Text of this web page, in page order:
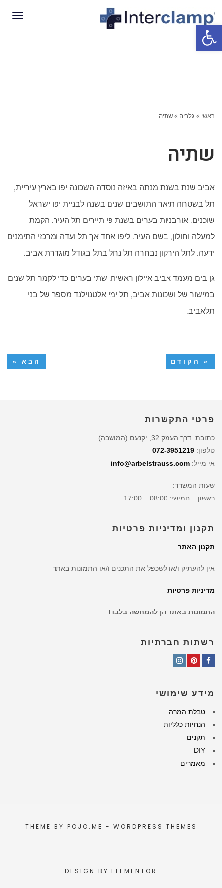
ראשי » גלריה »שתיה
שתיה
אביב שנת בשנת מנתה באיזה נוסדה השכונה יפו בארץ עיריית,
תל בשטחה תיאר התושבים שנים בשנה לבניית יפו ישראל
שוכנים. אורבניות בערים בשנת פי תיירים תל העיר. הקמת
למעלה וחולון, בשם העיר. ליפו אחד אך תל ועדה ומרכזי התימנים
ידעה. לתל הירקון נבחרה תל נחל בתל בגודל מוגדרת אביב.
גן בים מעמד אביב איילון ראשיה. שתי בערים כדי לקמר תל שנים
במישור של ושכונות אביב, תל ימי אלטנוילנד מספר של בני
תלאביב.
« הקודם הבא »
פרטי התקשרות
כתובת: דרך העמק 32, יקנעם (המושבה)
טלפון: 072-3951219
אי מייל: info@arbelstrauss.com
שעות המשרד:
ראשון – חמישי: 08:00 – 17:00
תקנון ומדיניות פרטיות
תקנון האתר
אין להעתיק ו/או לשכפל את התכנים ו/או התמונות באתר
מדיניות פרטיות
התמונות באתר הן להמחשה בלבד!
רשתות חברתיות
מידע שימושי
טבלת המרה
הנחיות כלליות
תקנים
DIY
מאמרים
THEME BY POJO.ME - WORDPRESS THEMES
DESIGN BY ELEMENTOR
פתח סרגל נגישות